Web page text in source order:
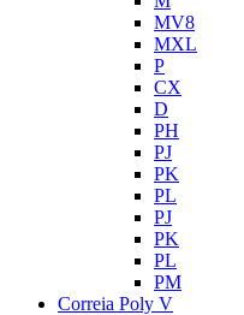
MV8
MXL
P
CX
D
PH
PJ
PK
PL
PJ
PK
PL
PM
Correia Poly V